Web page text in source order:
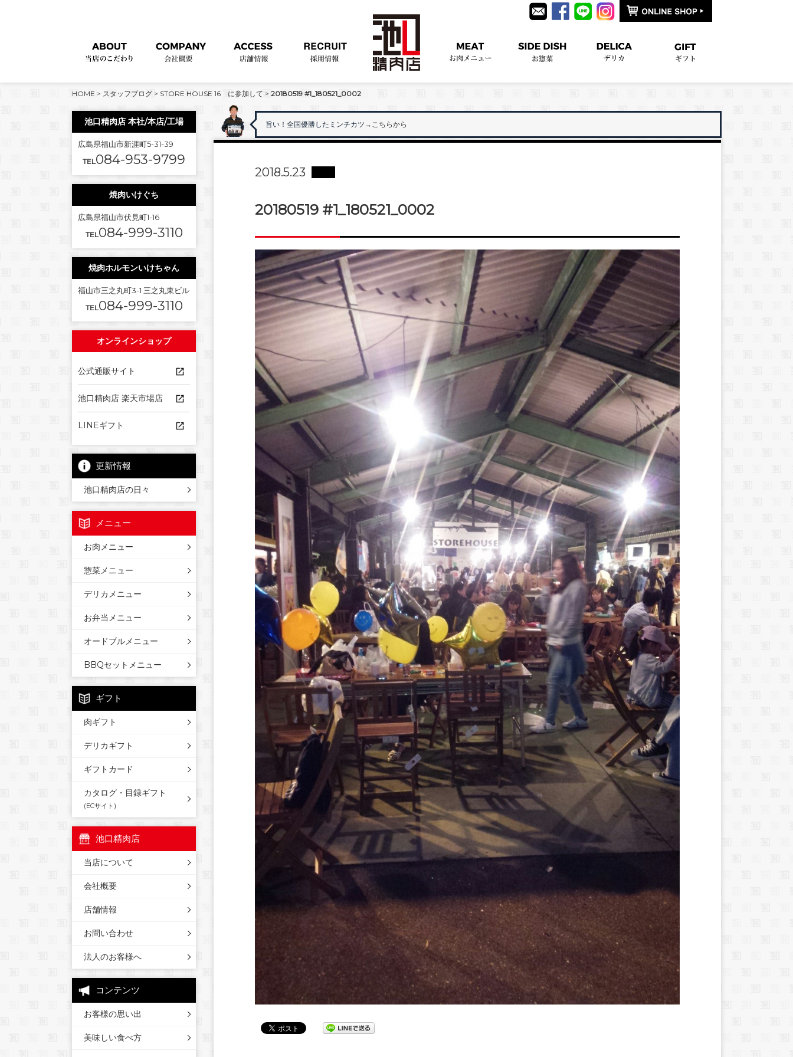
HOME > スタッフブログ > STORE HOUSE 16 に参加して > 20180519 #1_180521_0002
旨い！全国優勝したミンチカツ →こちらから
2018.5.23
20180519 #1_180521_0002
池口精肉店 本社/本店/工場
広島県福山市新涯町5-31-39
TEL084-953-9799
焼肉いけぐち
広島県福山市伏見町1-16
TEL084-999-3110
焼肉ホルモンいけちゃん
福山市三之丸町3-1 三之丸東ビル
TEL084-999-3110
オンラインショップ
公式通販サイト
池口精肉店 楽天市場店
LINEギフト
更新情報
池口精肉店の日々
メニュー
お肉メニュー
惣菜メニュー
デリカメニュー
お弁当メニュー
オードブルメニュー
BBQセットメニュー
ギフト
肉ギフト
デリカギフト
ギフトカード
カタログ・目録ギフト
(ECサイト)
池口精肉店
当店について
会社概要
店舗情報
お問い合わせ
法人のお客様へ
コンテンツ
お客様の思い出
美味しい食べ方